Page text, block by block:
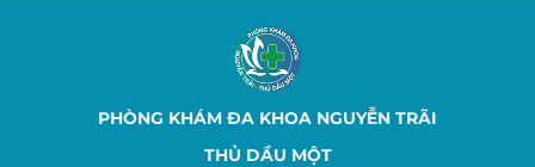
PHÒNG KHÁM ĐA KHOA NGUYỄN TRÃI
THỦ DẦU MỘT